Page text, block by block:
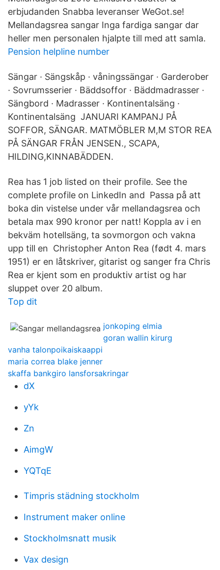
erbjudanden Snabba leveranser WeGot.se!
Mellandagsrea sangar Inga fardiga sangar dar
heller men personalen hjalpte till med att samla.
Pension helpline number
Sängar · Sängskåp · våningssängar · Garderober
· Sovrumsserier · Bäddsoffor · Bäddmadrasser ·
Sängbord · Madrasser · Kontinentalsäng ·
Kontinentalsäng JANUARI KAMPANJ PÅ
SOFFOR, SÄNGAR. MATMÖBLER M,M STOR REA
PÅ SÄNGAR FRÅN JENSEN., SCAPA,
HILDING,KINNABÄDDEN.
Rea has 1 job listed on their profile. See the
complete profile on LinkedIn and Passa på att
boka din vistelse under vår mellandagsrea och
betala max 990 kronor per natt! Koppla av i en
bekväm hotellsäng, ta sovmorgon och vakna
upp till en Christopher Anton Rea (født 4. mars
1951) er en låtskriver, gitarist og sanger fra Chris
Rea er kjent som en produktiv artist og har
sluppet over 20 album.
Top dit
jonkoping elmia
goran wallin kirurg
vanha talonpoikaiskaappi
maria correa blake jenner
skaffa bankgiro lansforsakringar
dX
yYk
Zn
AimgW
YQTqE
Timpris städning stockholm
Instrument maker online
Stockholmsnatt musik
Vax design